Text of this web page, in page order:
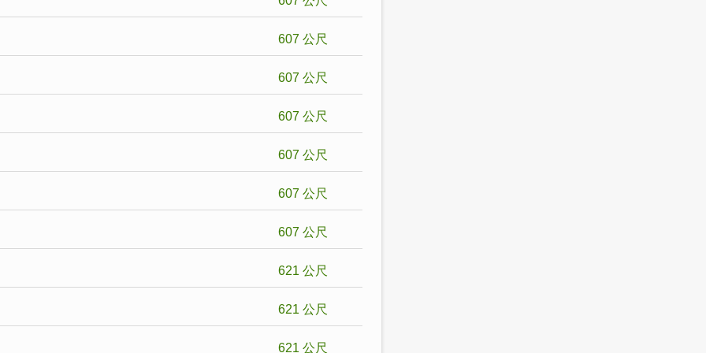
607 公尺
607 公尺
607 公尺
607 公尺
607 公尺
607 公尺
621 公尺
621 公尺
621 公尺